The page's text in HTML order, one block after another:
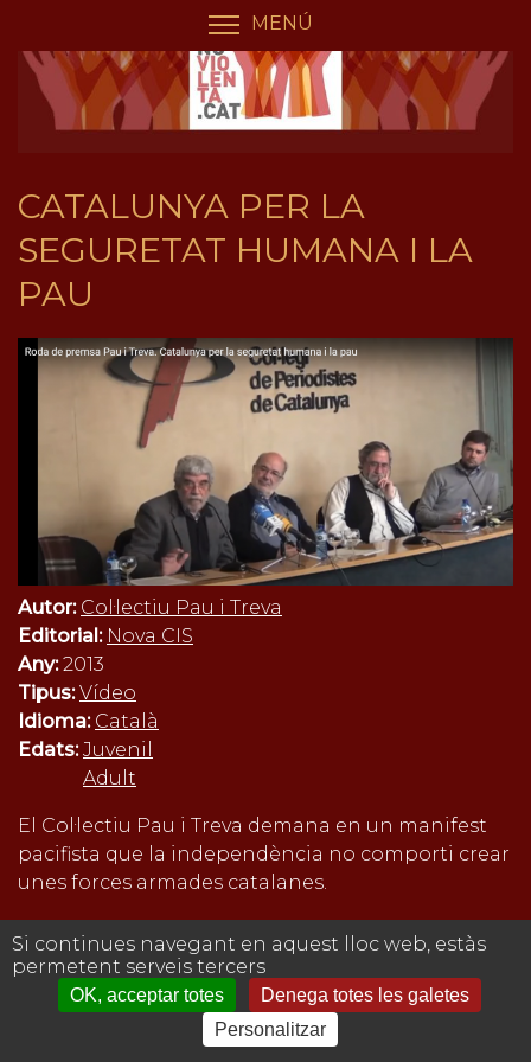
contingut
MENÚ
CATALUNYA PER LA
SEGURETAT HUMANA I LA
PAU
Autor: Col·lectiu Pau i Treva
Editorial: Nova CIS
Any:2013
Tipus:Vídeo
Idioma: Català
Edats:Juvenil
Adult
El Col·lectiu Pau i Treva demana en un manifest
pacifista que la independència no comporti crear
unes forces armades catalanes.
Avís legal
Panell de gestió de galetes
Si continues navegant en aquest lloc web, estàs
permetent serveis tercers
OK, acceptar totes
Denega totes les galetes
Personalitzar